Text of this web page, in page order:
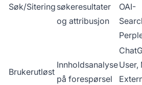
Søk/Sitering søkeresultater
og attribusjon
OAI-
Brukerutløst
Innholdsanalyse
på forespørsel
User,